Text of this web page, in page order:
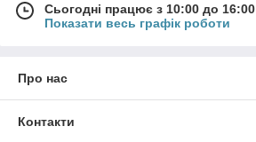
Сьогодні працює з 10:00 до 16:00
Показати весь графік роботи
Про нас
Контакти